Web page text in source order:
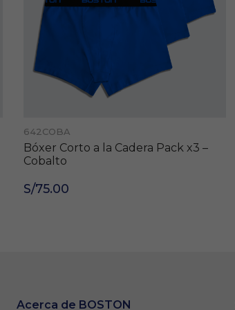
642COBA
Bóxer Corto a la Cadera Pack x3 –
Cobalto
S/75.00
Acerca de BOSTON